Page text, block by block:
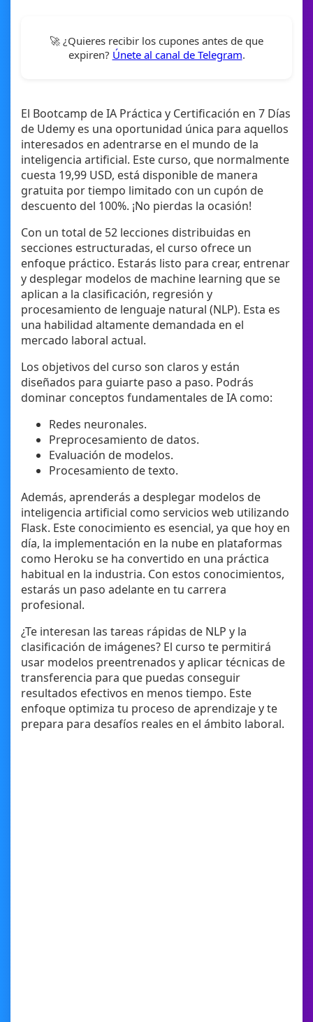
🚀 ¿Quieres recibir los cupones antes de que
expiren? Únete al canal de Telegram.
El Bootcamp de IA Práctica y Certificación en 7 Días
de Udemy es una oportunidad única para aquellos
interesados en adentrarse en el mundo de la
inteligencia artificial. Este curso, que normalmente
cuesta 19,99 USD, está disponible de manera
gratuita por tiempo limitado con un cupón de
descuento del 100%. ¡No pierdas la ocasión!
Con un total de 52 lecciones distribuidas en
secciones estructuradas, el curso ofrece un
enfoque práctico. Estarás listo para crear, entrenar
y desplegar modelos de machine learning que se
aplican a la clasificación, regresión y
procesamiento de lenguaje natural (NLP). Esta es
una habilidad altamente demandada en el
mercado laboral actual.
Los objetivos del curso son claros y están
diseñados para guiarte paso a paso. Podrás
dominar conceptos fundamentales de IA como:
Redes neuronales.
Preprocesamiento de datos.
Evaluación de modelos.
Procesamiento de texto.
Además, aprenderás a desplegar modelos de
inteligencia artificial como servicios web utilizando
Flask. Este conocimiento es esencial, ya que hoy en
día, la implementación en la nube en plataformas
como Heroku se ha convertido en una práctica
habitual en la industria. Con estos conocimientos,
estarás un paso adelante en tu carrera
profesional.
¿Te interesan las tareas rápidas de NLP y la
clasificación de imágenes? El curso te permitirá
usar modelos preentrenados y aplicar técnicas de
transferencia para que puedas conseguir
resultados efectivos en menos tiempo. Este
enfoque optimiza tu proceso de aprendizaje y te
prepara para desafíos reales en el ámbito laboral.